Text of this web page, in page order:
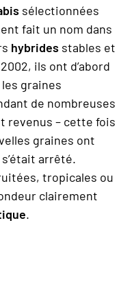
sélectionnées
fait un nom dans
hybrides stables et
ils ont d’abord
graines
de nombreuses
revenus – cette fois
graines ont
arrêté.
tropicales ou
clairement
.